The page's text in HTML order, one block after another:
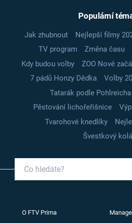
Populární
Jak zhubnout Nejlepší filmy
TV program
Změna času
Kdy budou volby
ZOO Nové
7 pádů Honzy Dědka
Volby
Tatarák podle Pohlreicha
Pěstování lichořeřišnice
Tvarohové knedlíky
Švestkový
O FTV Prima